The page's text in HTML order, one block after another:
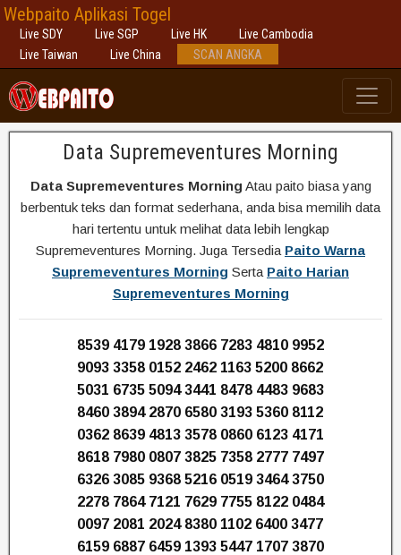
Webpaito Aplikasi Togel
Live SDY Live SGP Live HK
Live Cambodia
Live Taiwan
Live China SCAN ANGKA
Data Supremeventures Morning
Data Supremeventures Morning Atau paito biasa yang
berbentuk teks dan format sederhana, anda bisa memilih data
hari tertentu untuk melihat data lebih lengkap
Supremeventures Morning. Juga Tersedia Paito Warna
Supremeventures Morning Serta Paito Harian
Supremeventures Morning
8539 4179 1928 3866 7283 4810 9952
9093 3358 0152 2462 1163 5200 8662
5031 6735 5094 3441 8478 4483 9683
8460 3894 2870 6580 3193 5360 8112
0362 8639 4813 3578 0860 6123 4171
8618 7980 0807 3825 7358 2777 7497
6326 3085 9368 5216 0519 3464 3750
2278 7864 7121 7629 7755 8122 0484
0097 2081 2024 8380 1102 6400 3477
6159 6887 6459 1393 5447 1707 3870